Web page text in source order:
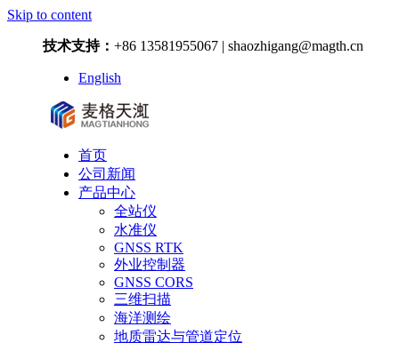
Skip to content
技术支持： +86 13581955067 | shaozhigang@magth.cn
English
首页
公司新闻
产品中心
全站仪
水准仪
GNSS RTK
外业控制器
GNSS CORS
三维扫描
海洋测绘
地质雷达与管道定位